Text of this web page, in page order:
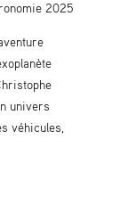
2025
univers
véhicules,